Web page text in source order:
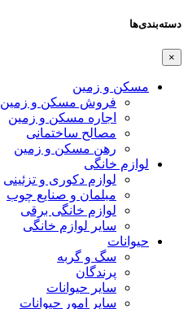
دسته‌بندی‌ها
×
مسکن و زمین
فروش مسکن و زمین
اجاره مسکن و زمین
مصالح ساختمانی
رهن مسکن و زمین
لوازم خانگی
لوازم دکوری و تزئینی
مبلمان و صنایع چوب
لوازم خانگی برقی
سایر لوازم خانگی
حیوانات
سگ و گربه
پرندگان
سایر حیوانات
سایر امور حیوانات